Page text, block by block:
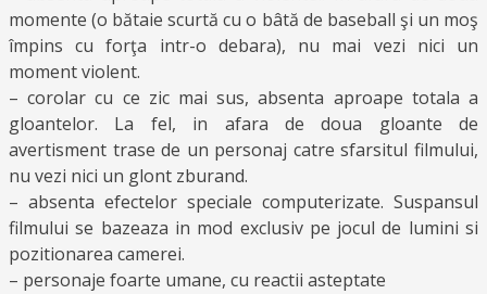
momente (o bătaie scurtă cu o bâtă de baseball şi un moş
împins cu forţa intr-o debara), nu mai vezi nici un
moment violent.
– corolar cu ce zic mai sus, absenta aproape totala a
gloantelor. La fel, in afara de doua gloante de
avertisment trase de un personaj catre sfarsitul filmului,
nu vezi nici un glont zburand.
– absenta efectelor speciale computerizate. Suspansul
filmului se bazeaza in mod exclusiv pe jocul de lumini si
pozitionarea camerei.
– personaje foarte umane, cu reactii asteptate